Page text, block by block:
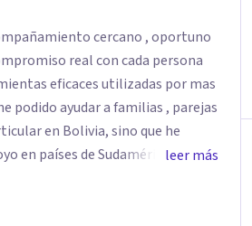
cercano , oportuno
por mas
ayudar a familias , parejas
en Bolivia, sino que he
y
de acompañamiento
leer más